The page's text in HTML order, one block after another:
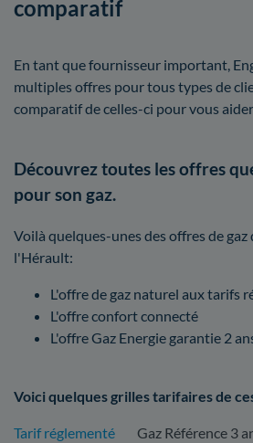
comparatif
En tant que fournisseur important,
multiples offres pour tous types de
comparatif de celles-ci pour vous
Découvrez toutes les offres
pour son gaz.
Voilà quelques-unes des offres de
l'Hérault:
L'offre de gaz naturel aux tarifs
L'offre confort connecté
L'offre Gaz Energie garantie 2
Voici quelques grilles tarifaires de
Tarif réglementé
Gaz Référence 3